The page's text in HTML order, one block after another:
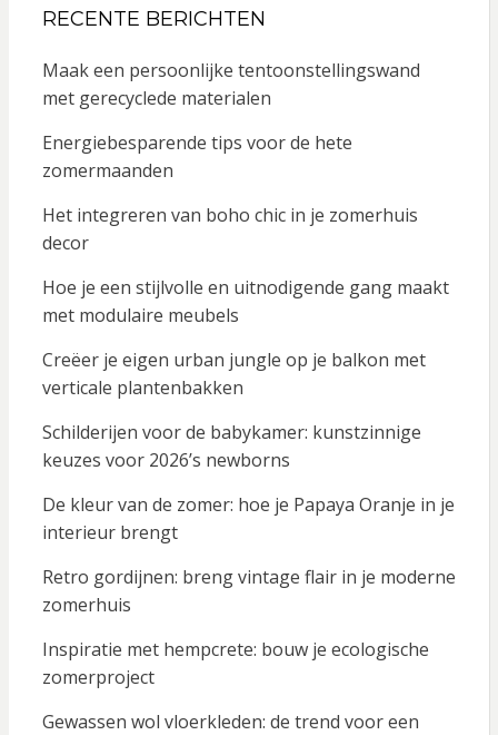
RECENTE BERICHTEN
Maak een persoonlijke tentoonstellingswand
met gerecyclede materialen
Energiebesparende tips voor de hete
zomermaanden
Het integreren van boho chic in je zomerhuis
decor
Hoe je een stijlvolle en uitnodigende gang maakt
met modulaire meubels
Creëer je eigen urban jungle op je balkon met
verticale plantenbakken
Schilderijen voor de babykamer: kunstzinnige
keuzes voor 2026’s newborns
De kleur van de zomer: hoe je Papaya Oranje in je
interieur brengt
Retro gordijnen: breng vintage flair in je moderne
zomerhuis
Inspiratie met hempcrete: bouw je ecologische
zomerproject
Gewassen wol vloerkleden: de trend voor een